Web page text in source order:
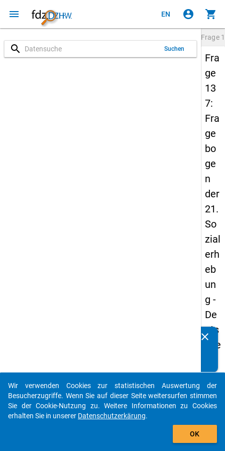
menu EN account_circle shopping_cart
search Suchen
Frage
Fra
ge
13
7:
Fra
ge
bo
ge
n
der
21.
So
zial
erh
eb
un
g -
De
uts
che
d
Bil
du
clear
auto_stories
add_shopping_cart
Wir verwenden Cookies zur statistischen Auswertung der
Besucherzugriffe. Wenn Sie auf dieser Seite weitersurfen stimmen
Sie der Cookie-Nutzung zu. Weitere Informationen zu Cookies
erhalten Sie in unserer Datenschutzerkärung.
OK